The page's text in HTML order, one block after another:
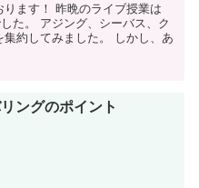
ます！ 昨晩のライブ授業は
た。 アジング、シーバス、ク
約してみました。 しかし、あ
ングのポイント